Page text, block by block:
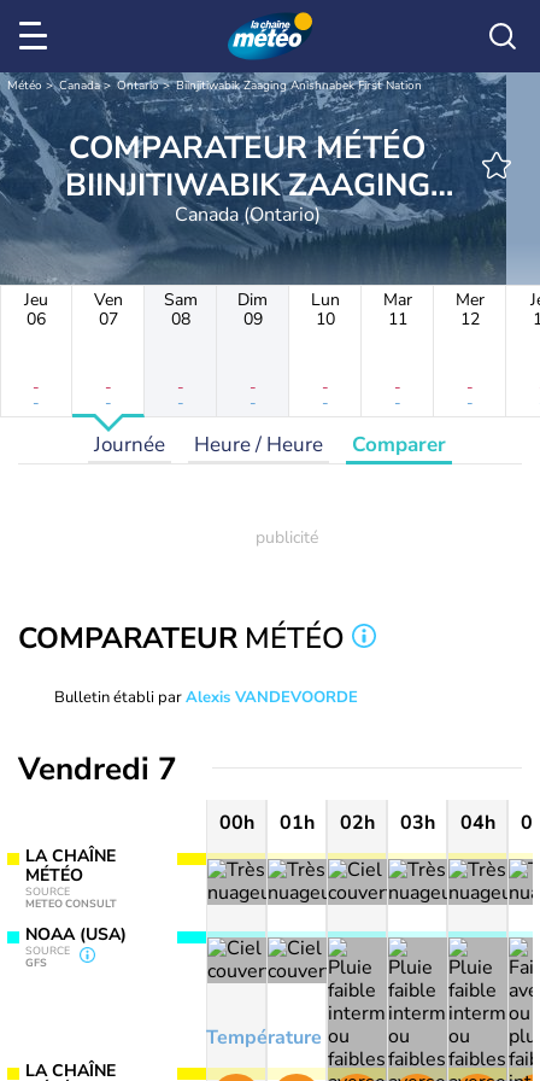
Météo Canada Ontario Biinjitiwabik Zaaging Anishnabek First Nation
COMPARATEUR MÉTÉO
BIINJITIWABIK ZAAGING
ANISHNABEK FIRST NATION
Canada (Ontario)
Jeu
06
-
-
Ven
07
-
-
Sam
08
-
-
Dim
09
-
-
Lun
10
-
-
Mar
11
-
-
Mer
12
-
-
Journée Heure / Heure Comparer
COMPARATEUR MÉTÉO
Bulletin établi parAlexis VANDEVOORDE
Vendredi 7
LA CHAÎNE
MÉTÉO
SOURCE
METEO CONSULT
NOAA (USA)
SOURCE
GFS
LA CHAÎNE
00h 01h 02h 03h 04h
Température